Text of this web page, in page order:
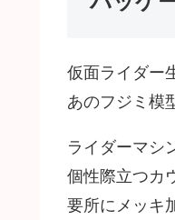
仮面ライダー
あのフジミ模
ライダーマシ
個性際立つカ
要所にメッキ